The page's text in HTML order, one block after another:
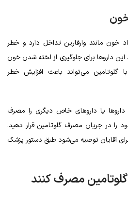
خون مانند وارفارین تداخل دارد و خطر
داروها برای جلوگیری از لخته شدن خون
گلوتامین می‌تواند باعث افزایش خطر
یا داروهای خاص دیگری را مصرف
را در جریان مصرف گلوتامین قرار دهید.
آقایان توصیه می‌شود طبق دستور پزشک
مصرف کنند